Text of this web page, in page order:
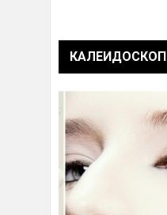
КАЛЕИДОСКОП